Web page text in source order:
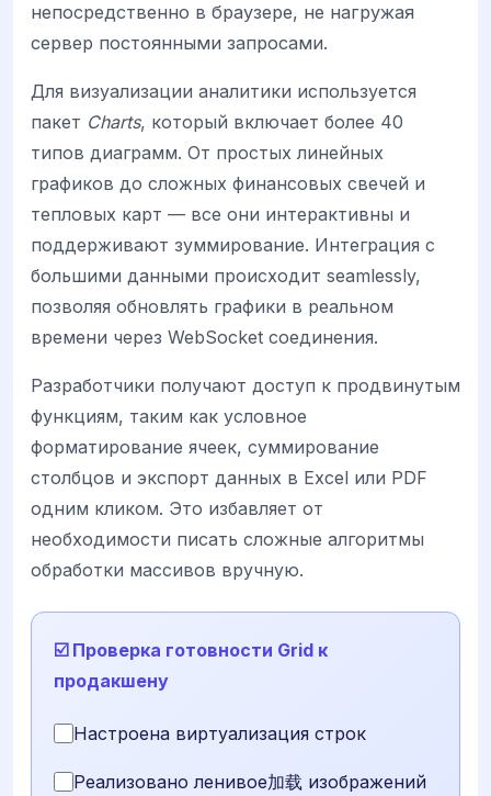
непосредственно в браузере, не нагружая
сервер постоянными запросами.
Для визуализации аналитики используется
пакет Charts, который включает более 40
типов диаграмм. От простых линейных
графиков до сложных финансовых свечей и
тепловых карт — все они интерактивны и
поддерживают зуммирование. Интеграция с
большими данными происходит seamlessly,
позволяя обновлять графики в реальном
времени через WebSocket соединения.
Разработчики получают доступ к продвинутым
функциям, таким как условное
форматирование ячеек, суммирование
столбцов и экспорт данных в Excel или PDF
одним кликом. Это избавляет от
необходимости писать сложные алгоритмы
обработки массивов вручную.
☑️ Проверка готовности Grid к
продакшену
Настроена виртуализация строк
Реализовано ленивое加载 изображений